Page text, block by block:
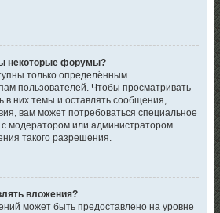
некоторые форумы?
только определённым
пользователей. Чтобы просматривать
в них темы и оставлять сообщения,
вам может потребоваться специальное
модератором или администратором
такого разрешения.
вложения?
может быть предоставлено на уровне